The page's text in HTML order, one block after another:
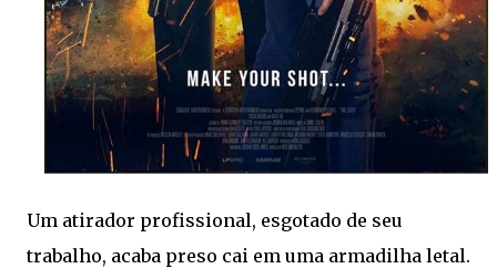
Um atirador profissional, esgotado de seu
trabalho, acaba preso cai em uma armadilha letal.